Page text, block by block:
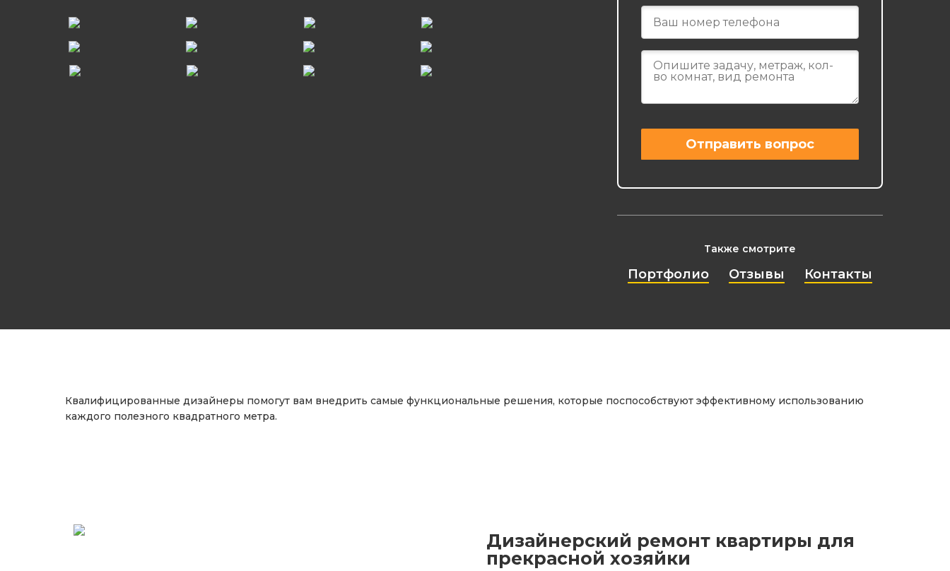
Также смотрите
Портфолио Отзывы Контакты
Квалифицированные дизайнеры помогут вам внедрить самые функциональные решения, которые поспособствуют эффективному использованию
каждого полезного квадратного метра.
Дизайнерский ремонт квартиры для
прекрасной хозяйки